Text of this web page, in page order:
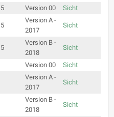
Version 00 Sicht
Version A -
2017
Sicht
Version B -
2018
Sicht
Version 00 Sicht
Version A -
2017
Sicht
Version B -
2018
Sicht